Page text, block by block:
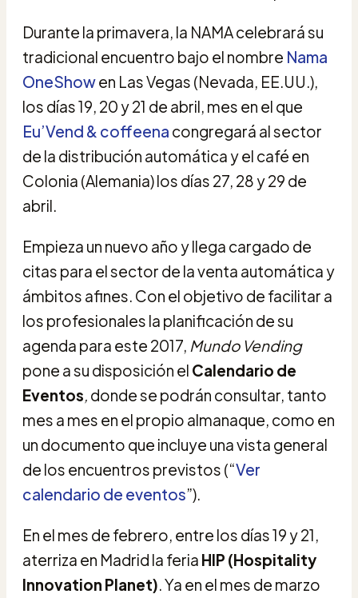
Durante la primavera, la NAMA celebrará su
tradicional encuentro bajo el nombre Nama
OneShowen Las Vegas (Nevada, EE.UU.),
los días 19, 20 y 21 de abril, mes en el que
Eu’Vend & coffeena congregará al sector
de la distribución automática y el café en
Colonia (Alemania) los días 27, 28 y 29 de
abril.
Empieza un nuevo año y llega cargado de
citas para el sector de la venta automática y
ámbitos afines. Con el objetivo de facilitar a
los profesionales la planificación de su
agenda para este 2017, Mundo Vending
pone a su disposición el Calendario de
Eventos, donde se podrán consultar, tanto
mes a mes en el propio almanaque, como en
un documento que incluye una vista general
de los encuentros previstos (“Ver
calendario de eventos”).
En el mes de febrero, entre los días 19 y 21,
aterriza en Madrid la feria HIP (Hospitality
Innovation Planet). Ya en el mes de marzo